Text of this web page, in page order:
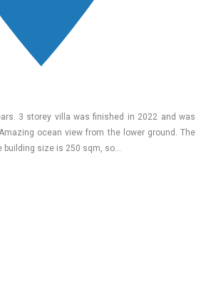
3 storey villa was finished in 2022 and was
ocean view from the lower ground. The
building size is 250 sqm, so…